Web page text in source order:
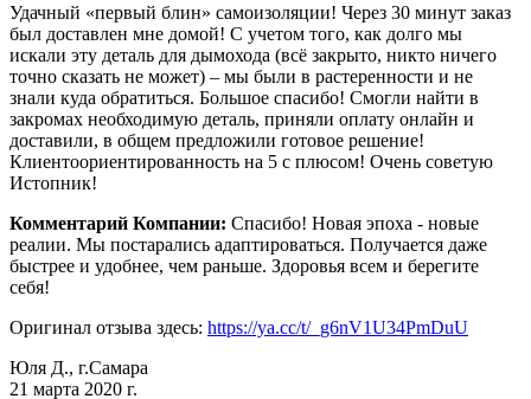
Удачный «первый блин» самоизоляции! Через 30 минут заказ
был доставлен мне домой! С учетом того, как долго мы
искали эту деталь для дымохода (всё закрыто, никто ничего
точно сказать не может) – мы были в растеренности и не
знали куда обратиться. Большое спасибо! Смогли найти в
закромах необходимую деталь, приняли оплату онлайн и
доставили, в общем предложили готовое решение!
Клиентоориентированность на 5 с плюсом! Очень советую
Истопник!
Комментарий Компании: Спасибо! Новая эпоха - новые
реалии. Мы постарались адаптироваться. Получается даже
быстрее и удобнее, чем раньше. Здоровья всем и берегите
себя!
Оригинал отзыва здесь: https://ya.cc/t/_g6nV1U34PmDuU
Юля Д., г.Самара
21 марта 2020 г.